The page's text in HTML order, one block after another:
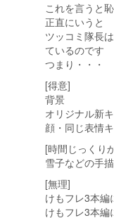
これを言うと
正直にいうと
ツッコミ隊長
ているのです
つまり・・・
[得意]
背景
オリジナル新
顔・同じ表情
[時間じっくり
雪子などの手
[無理]
けもフレ3本編
けもフレ3本編